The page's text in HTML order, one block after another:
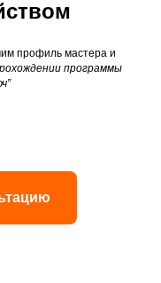
профиль мастера и
программы